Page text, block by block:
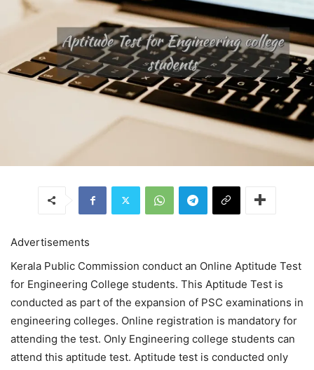
Advertisements
Kerala Public Commission conduct an Online Aptitude Test
for Engineering College students. This Aptitude Test is
conducted as part of the expansion of PSC examinations in
engineering colleges. Online registration is mandatory for
attending the test. Only Engineering college students can
attend this aptitude test. Aptitude test is conducted only